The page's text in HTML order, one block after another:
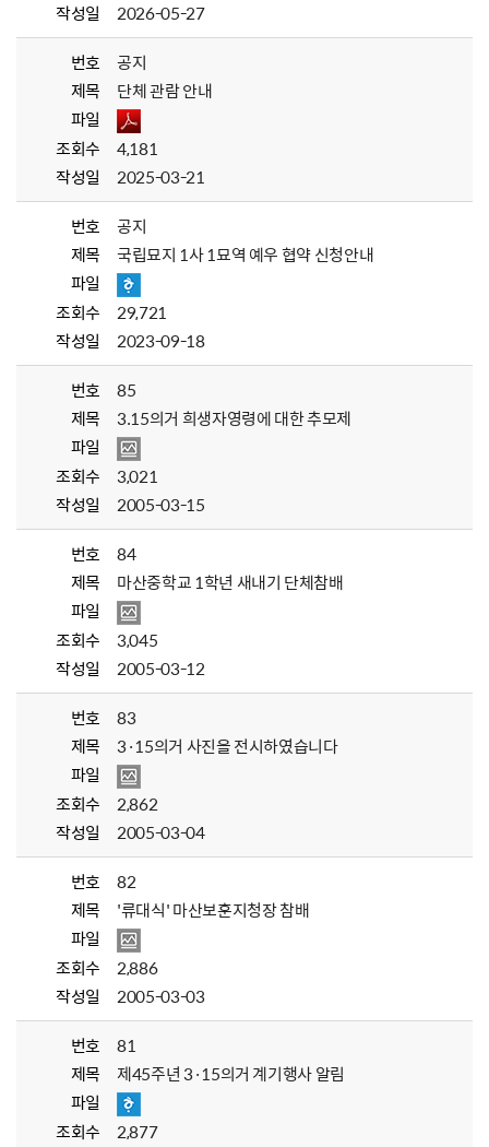
작성일
2026-05-27
번호
공지
제목
단체 관람 안내
파일
조회수
4,181
작성일
2025-03-21
번호
공지
제목
국립묘지 1사 1묘역 예우 협약 신청안내
파일
조회수
29,721
작성일
2023-09-18
번호
85
제목
3.15의거 희생자영령에 대한 추모제
파일
조회수
3,021
작성일
2005-03-15
번호
84
제목
마산중학교 1학년 새내기 단체참배
파일
조회수
3,045
작성일
2005-03-12
번호
83
제목
3·15의거 사진을 전시하였습니다
파일
조회수
2,862
작성일
2005-03-04
번호
82
제목
'류대식' 마산보훈지청장 참배
파일
조회수
2,886
작성일
2005-03-03
번호
81
제목
제45주년 3·15의거 계기행사 알림
파일
조회수
2,877